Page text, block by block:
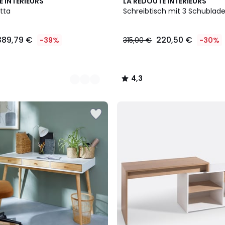
€ -39%
Schreibtisch mit 3
315,00 € 220,50 € -30%
/ 5
4,3
/